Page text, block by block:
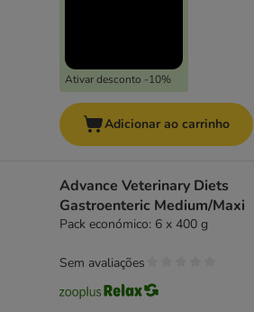
Ativar desconto -10%
Adicionar ao carrinho
Advance Veterinary Diets
Gastroenteric Medium/Maxi
Pack económico: 6 x 400 g
Sem avaliações